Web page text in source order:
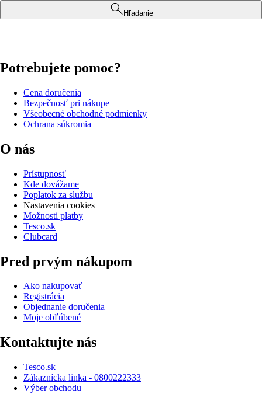
Hľadanie
Potrebujete pomoc?
Cena doručenia
Bezpečnosť pri nákupe
Všeobecné obchodné podmienky
Ochrana súkromia
O nás
Prístupnosť
Kde dovážame
Poplatok za službu
Nastavenia cookies
Možnosti platby
Tesco.sk
Clubcard
Pred prvým nákupom
Ako nakupovať
Registrácia
Objednanie doručenia
Moje obľúbené
Kontaktujte nás
Tesco.sk
Zákaznícka linka - 0800222333
Výber obchodu